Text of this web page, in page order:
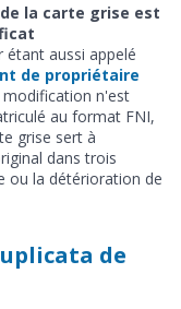
la carte grise est
étant aussi appelé
de propriétaire
n'est
au format FNI,
grise sert à
dans trois
ou la détérioration de
de